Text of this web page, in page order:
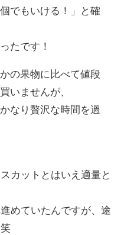
でもいける！」と確
たです！
の果物に比べて値段
いませんが、
なり贅沢な時間を過
カットとはいえ適量と
めていたんですが、途